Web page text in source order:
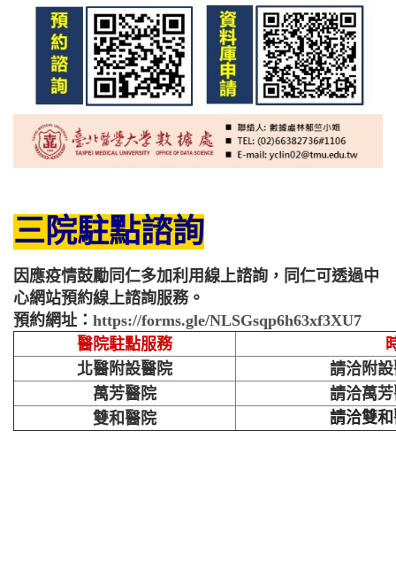
三院駐點諮詢
因應疫情鼓勵同仁多加利用線上諮詢，同仁可透過中
心網站預約線上諮詢服務。
預約網址： https://forms.gle/NLSGsqp6h63xf3XU7
醫院駐點服務
北醫附設醫院
請洽附
萬芳醫院
請洽萬
雙和醫院
請洽雙